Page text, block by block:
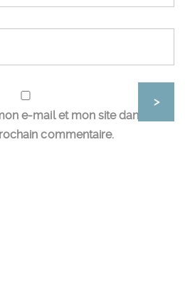
e-mail et mon site dans le
commentaire.